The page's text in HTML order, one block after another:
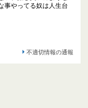
事やってる奴は人生台
不適切情報の通報